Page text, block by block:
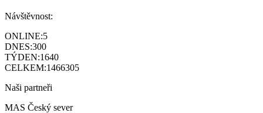
Návštěvnost:
ONLINE:5
DNES:300
TÝDEN:1640
CELKEM:1466305
Naši partneři
MAS Český sever